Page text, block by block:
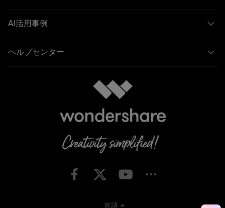
AI活用事例
ヘルプセンター
言語